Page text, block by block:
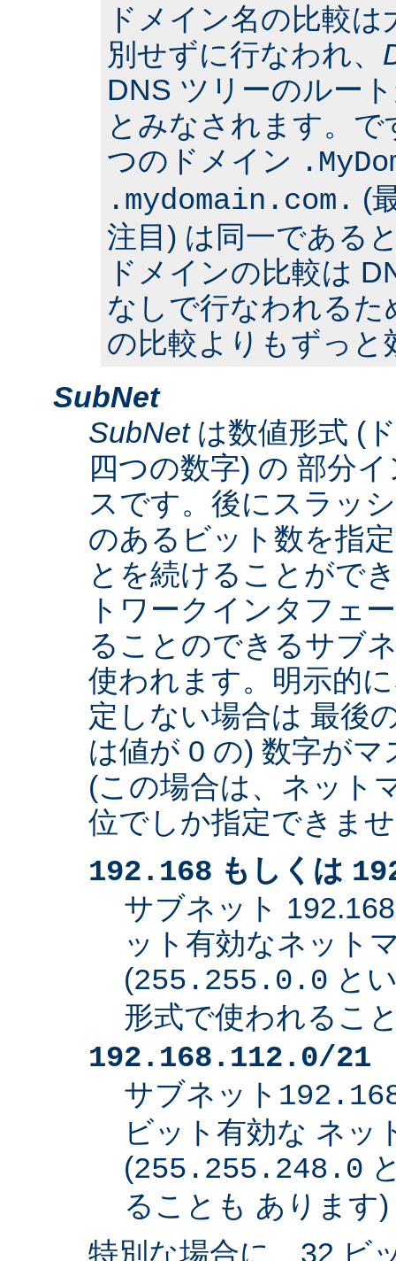
ドメイン名の比較
別せずに行なわれ、
DNS ツリーのルー
とみなされます。
つのドメイン
.mydomain.com. (
注目) は同一である
ドメインの比較は
なしで行なわれる
の比較よりもずっと
SubNet
SubNetは数値形式 (
四つの数字) の 部分
スです。後にスラッ
のあるビット数を指
とを続けることがで
トワークインタフェ
ることのできるサブ
使われます。明示的
定しない場合は 最後
は値が 0 の) 数字が
(この場合は、ネット
位でしか指定できま
192.168 もしくは
サブネット
ット有効なネット
(255.255.0.0 と
形式で使われるこ
192.168.112.0/21
サブネット
ビット有効な ネッ
(255.255.248.0
ることも あります)
特別な場合に、32 ビ